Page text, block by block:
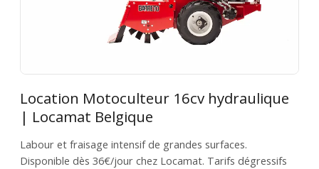
Location Motoculteur 16cv hydraulique
| Locamat Belgique
Labour et fraisage intensif de grandes surfaces.
Disponible dès 36€/jour chez Locamat. Tarifs dégressifs